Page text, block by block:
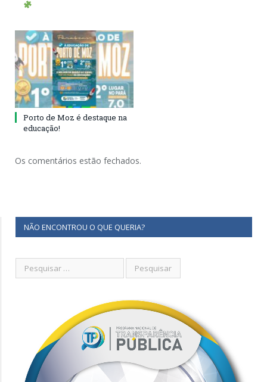
Porto de Moz é destaque na
educação!
Os comentários estão fechados.
NÃO ENCONTROU O QUE QUERIA?